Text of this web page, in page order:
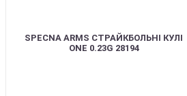
SPECNA ARMS СТРАЙКБОЛЬНІ КУЛІ
ONE 0.23G 28194